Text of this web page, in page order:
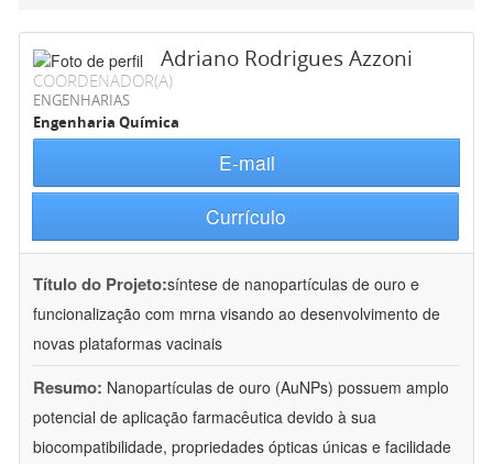
Adriano Rodrigues Azzoni
COORDENADOR(A)
ENGENHARIAS
Engenharia Química
E-mail
Currículo
Título do Projeto:síntese de nanopartículas de ouro e
funcionalização com mrna visando ao desenvolvimento de
novas plataformas vacinais
Resumo: Nanopartículas de ouro (AuNPs) possuem amplo
potencial de aplicação farmacêutica devido à sua
biocompatibilidade, propriedades ópticas únicas e facilidade